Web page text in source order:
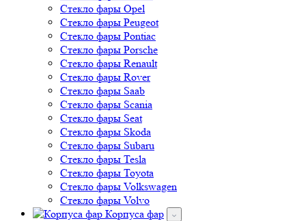
Стекло фары Opel
Стекло фары Peugeot
Стекло фары Pontiac
Стекло фары Porsche
Стекло фары Renault
Стекло фары Rover
Стекло фары Saab
Стекло фары Scania
Стекло фары Seat
Стекло фары Skoda
Стекло фары Subaru
Стекло фары Tesla
Стекло фары Toyota
Стекло фары Volkswagen
Стекло фары Volvo
Корпуса фар